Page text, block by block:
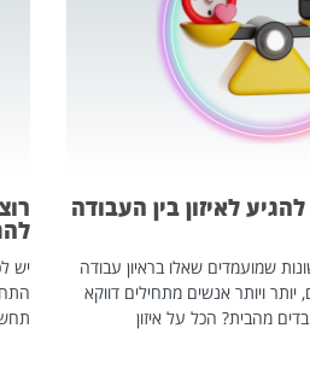
לאיזון בין העבודה
שמועמדים שאלו בראיון עבודה
ויותר אנשים מתחילים דווקא
מהבית? הכל על איזון
יש